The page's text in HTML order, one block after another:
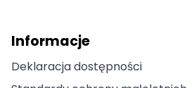
Informacje
Deklaracja dostępności